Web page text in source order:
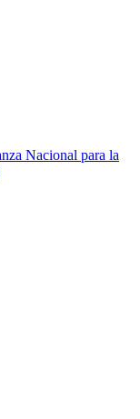
Nacional para la